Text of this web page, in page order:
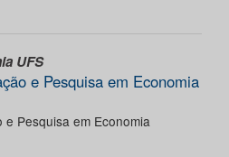
UFS
e Pesquisa em Economia
Pesquisa em Economia